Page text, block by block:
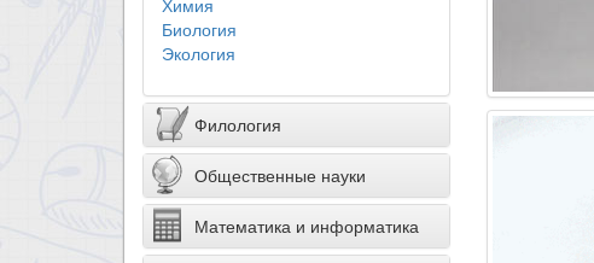
Химия
Биология
Экология
Филология
Общественные науки
Математика и информатика